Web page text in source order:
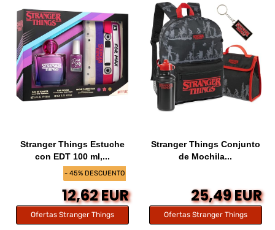
- 45% DESCUENTO
Stranger Things Estuche
con EDT 100 ml,...
12,62 EUR
Ofertas Stranger Things
Stranger Things Conjunto
de Mochila...
25,49 EUR
Ofertas Stranger Things